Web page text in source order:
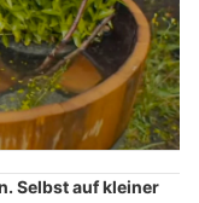
Selbst auf kleiner